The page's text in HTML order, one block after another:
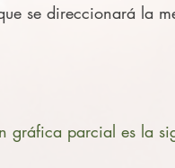
se direccionará la
gráfica parcial es la